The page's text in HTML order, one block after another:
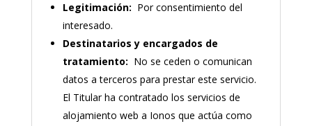
Legitimación: Por consentimiento del
interesado.
Destinatarios y encargados de
tratamiento: No se ceden o comunican
datos a terceros para prestar este servicio.
El Titular ha contratado los servicios de
alojamiento web a Ionos que actúa como